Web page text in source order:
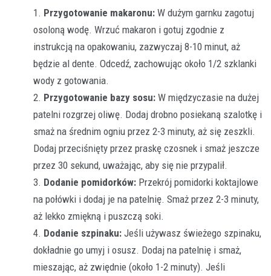
Przygotowanie makaronu: W dużym garnku zagotuj
osoloną wodę. Wrzuć makaron i gotuj zgodnie z
instrukcją na opakowaniu, zazwyczaj 8-10 minut, aż
będzie al dente. Odcedź, zachowując około 1/2 szklanki
wody z gotowania.
Przygotowanie bazy sosu: W międzyczasie na dużej
patelni rozgrzej oliwę. Dodaj drobno posiekaną szalotkę i
smaż na średnim ogniu przez 2-3 minuty, aż się zeszkli.
Dodaj przeciśnięty przez praskę czosnek i smaż jeszcze
przez 30 sekund, uważając, aby się nie przypalił.
Dodanie pomidorków: Przekrój pomidorki koktajlowe
na połówki i dodaj je na patelnię. Smaż przez 2-3 minuty,
aż lekko zmiękną i puszczą soki.
Dodanie szpinaku: Jeśli używasz świeżego szpinaku,
dokładnie go umyj i osusz. Dodaj na patelnię i smaż,
mieszając, aż zwiędnie (około 1-2 minuty). Jeśli